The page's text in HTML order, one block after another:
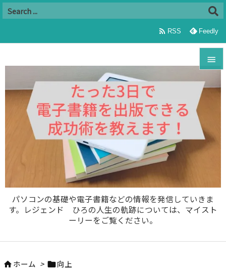
パソコンの基礎や電子書籍などの情報を発信していきま
す。レジェンド ひろの人生の軌跡については、マイスト
ーリーをご覧ください。


メニュ

前へ

検索
 RSS Feedly
 ホーム > 向上